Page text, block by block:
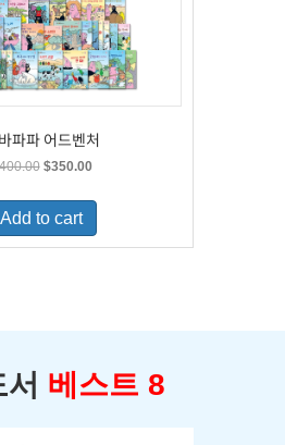
파파 어드벤처
Original
was:
$400.00.
$350.00Current
is:
Add to cart
베스트 8